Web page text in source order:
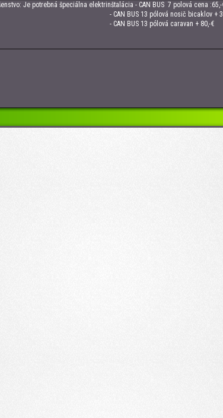
Je potrebná špeciálna elektrinštalácia - CAN BUS 7 polová cena :65,-
13 pólová nosič bicaklov +
13 pólová caravan + 80,-€